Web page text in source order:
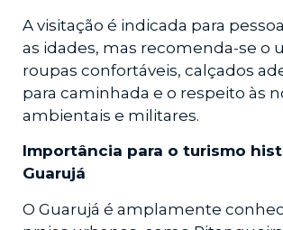
A visitação é indicada para
as idades, mas recomenda-se o
roupas confortáveis, calçados
para caminhada e o respeito às
ambientais e militares.
Importância para o turismo
Guarujá
O Guarujá é amplamente